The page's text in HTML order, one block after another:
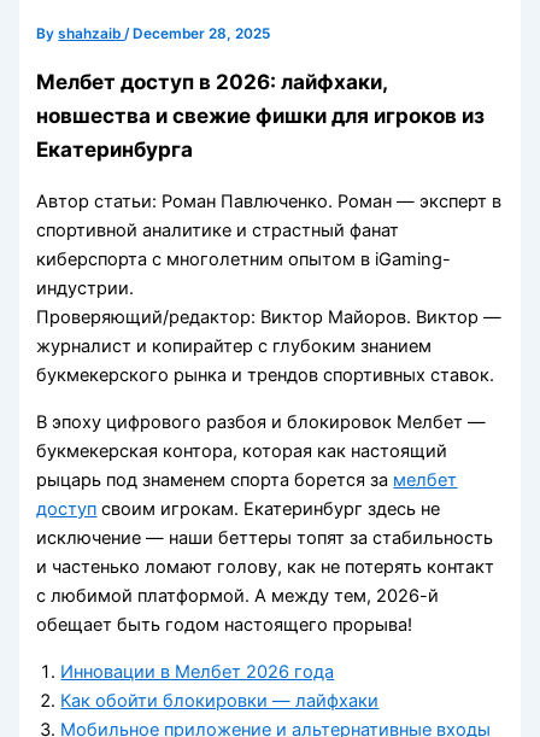
Byshahzaib/ December 28, 2025
Мелбет доступ в 2026: лайфхаки,
новшества и свежие фишки для игроков из
Екатеринбурга
Автор статьи: Роман Павлюченко. Роман — эксперт в
спортивной аналитике и страстный фанат
киберспорта с многолетним опытом в iGaming-
индустрии.
Проверяющий/редактор: Виктор Майоров. Виктор —
журналист и копирайтер с глубоким знанием
букмекерского рынка и трендов спортивных ставок.
В эпоху цифрового разбоя и блокировок Мелбет —
букмекерская контора, которая как настоящий
рыцарь под знаменем спорта борется за мелбет
доступ своим игрокам. Екатеринбург здесь не
исключение — наши беттеры топят за стабильность
и частенько ломают голову, как не потерять контакт
с любимой платформой. А между тем, 2026-й
обещает быть годом настоящего прорыва!
Инновации в Мелбет 2026 года
Как обойти блокировки — лайфхаки
Мобильное приложение и альтернативные входы